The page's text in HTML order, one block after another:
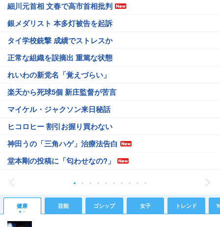
細川元首相 文春で高市首相批判
銀メダリスト 本多灯被告を起訴
タイ学校銃撃 成績でストレスか
正常な組織を誤摘出 重篤な状態
れいわの新党名「覚えづらい」
楽天から死球5個 新庄監督が苦言
マイケル・ジャクソン来日秘話
ヒコロヒー 割引お握り買わない
神田うの「三角ハゲ」治療法告白
堂本剛の投稿に「匂わせなの?」
健康 芸能 ゴシップ 女子 トレンド